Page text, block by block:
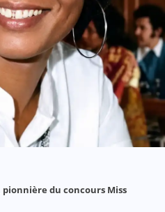
pionnière du concours Miss